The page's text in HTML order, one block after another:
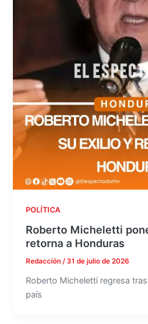
POLÍTICA
Roberto Micheletti
retorna a Honduras
Redacción/ 31 de julio de 2026
Roberto Micheletti regresa
país